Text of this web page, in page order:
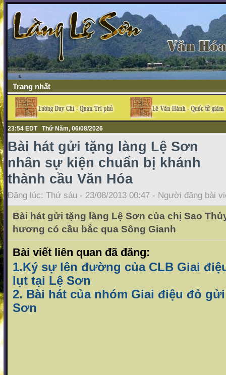
Trang nhất
23:54 EDT Thứ Năm, 06/08/2026
Bài hát gửi tặng làng Lệ Sơn
nhân sự kiện chuẩn bị khánh
thành cầu Văn Hóa
Đăng lúc: Thứ sáu - 23/08/2013 00:47 - Người đăng bài
Bài hát gửi tặng làng Lệ Sơn của chị Sao
hương có cầu bắc qua Sông Gianh
Bài viết liên quan đã đăng:
1.Ký sự lên đường của CLB Giai
lụt tại Lệ Sơn
2. Bài hát của nhóm Giai điệu đỏ
Sơn